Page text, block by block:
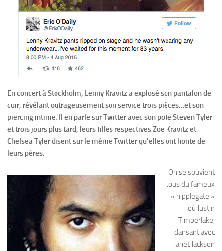
En concert à Stockholm, Lenny Kravitz a explosé son pantalon de
cuir, révélant outrageusement son service trois pièces…et son
piercing intime. Il en parle sur Twitter avec son pote Steven Tyler
et trois jours plus tard, leurs filles respectives Zoe Kravitz et
Chelsea Tyler disent sur le même Twitter qu’elles ont honte de
leurs pères.
On se souvient
tous du fameux
« nipplegate »
où Justin
Timberlake,
dansant avec
Janet Jackson